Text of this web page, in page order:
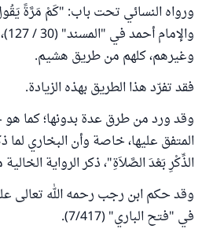
وغيرهم، كلهم من طريق هشيم.
فقد تفرّد هذا الطريق بهذه الزيادة.
وقد ورد من طرق عدة بدونها؛ كما هو
المتفق عليها، خاصة وأن البخاري
الذِّكْرِ بَعْدَ الصَّلاَةِ"، ذكر الرواية
وقد حكم ابن رجب رحمه الله تعالى على
في "فتح الباري" (7/417).